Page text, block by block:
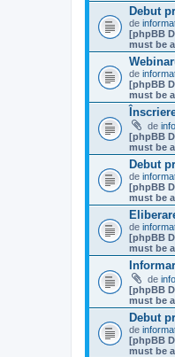
Debut
de
[phpBB
must be
de
[phpBB
must be
de
[phpBB
must be
Debut
de
[phpBB
must be
de
[phpBB
must be
de
[phpBB
must be
Debut
de
[phpBB
must be